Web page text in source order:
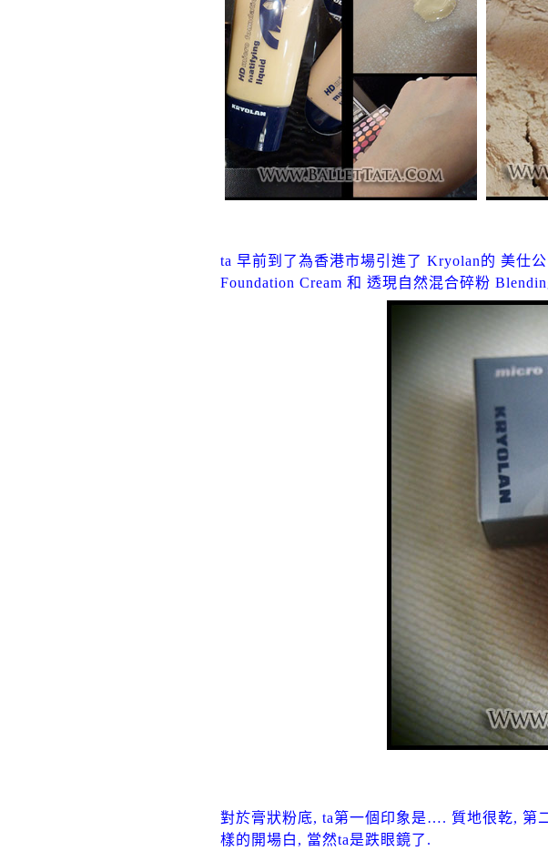
ta 早前到了為香港市場引進了 Kryolan的 美仕
Foundation Cream 和 透現自然混合碎粉
對於膏狀粉底, ta第一個印象是…. 質地很乾,
樣的開場白, 當然ta是跌眼鏡了.